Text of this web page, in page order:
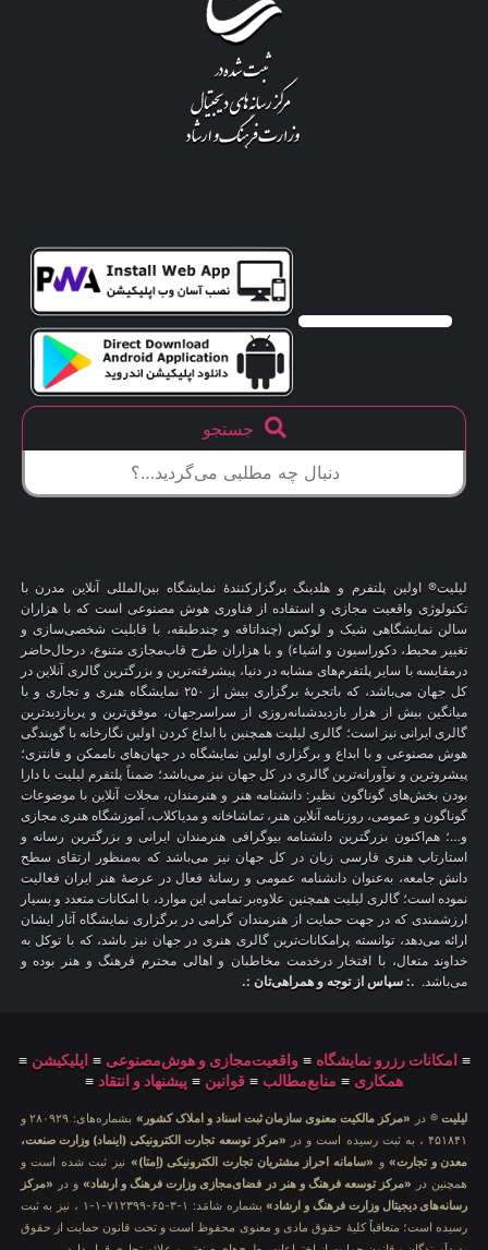
جستجو
لیلیت® اولین پلتفرم و هلدینگ برگزارکنندهٔ نمایشگاه بین‌المللی آنلاین مدرن با
تکنولوژی واقعیت مجازی و استفاده از فناوری هوش مصنوعی است که با هزاران
سالن نمایشگاهی شیک و لوکس (چنداتاقه و چندطبقه، با قابلیت شخصی‌سازی و
تغییر محیط، دکوراسیون و اشیاء) و با هزاران طرح قاب‌مجازی متنوع، درحال‌حاضر
درمقایسه با سایر پلتفرم‌های مشابه در دنیا، پیشرفته‌ترین و بزرگترین گالری آنلاین در
کل جهان می‌باشد، که باتجربهٔ برگزاری بیش از ۲۵۰ نمایشگاه هنری و تجاری و با
میانگین بیش از هزار بازدیدشبانه‌روزی از سراسرجهان، موفق‌ترین و پربازدیدترین
گالری ایرانی نیز است؛ گالری لیلیت همچنین با ابداع کردن اولین نگارخانه با گویندگی
هوش مصنوعی و با ابداع و برگزاری اولین نمایشگاه در جهان‌های ناممکن و فانتزی؛
پیشروترین و نوآورانه‌ترین گالری در کل جهان نیز می‌باشد؛ ضمناً پلتفرم لیلیت با دارا
بودن بخش‌های گوناگون نظیر: دانشنامه هنر و هنرمندان، مجلات آنلاین با موضوعات
گوناگون و عمومی، روزنامه آنلاین هنر، تماشاخانه و مدیاکلاب، آموزشگاه هنری مجازی
و…؛ هم‌اکنون بزرگترین دانشنامه بیوگرافی هنرمندان ایرانی و بزرگترین رسانه و
استارتاپ هنری فارسی زبان در کل جهان نیز می‌باشد که به‌منظور ارتقای سطح
دانش جامعه، به‌عنوان دانشنامه عمومی و رسانهٔ فعال در عرصهٔ هنر ایران فعالیت
نموده است؛ گالری لیلیت همچنین علاوه‌بر تمامی این موارد، با امکانات متعدد و بسیار
ارزشمندی که در جهت حمایت از هنرمندان گرامی در برگزاری نمایشگاه آثار ایشان
ارائه می‌دهد، توانسته پرامکانات‌ترین گالری هنری در جهان نیز باشد، که با توکل به
خداوند متعال، با افتخار درخدمت مخاطبان و اهالی محترم فرهنگ و هنر بوده و
می‌باشد. .: سپاس از توجه و همراهی‌تان :.
≡ امکانات رزرو نمایشگاه ≡واقعیت‌مجازی و هوش‌مصنوعی ≡ اپلیکیشن ≡
همکاری ≡ منابع‌مطالب ≡ قوانین ≡ پیشنهاد و انتقاد ≡
لیلیت® در «مرکز مالکیت معنوی سازمان ثبت اسناد و املاک کشور»
بشماره‌های: ۲۸۰۹۲۹ و
۴۵۱۸۴۱ ، به ثبت رسیده است و در
«مرکز توسعه تجارت الکترونیکی (اینماد) وزارت صنعت،
معدن و تجارت»و «سامانه احراز مشتریان تجارت الکترونیکی (اِمتا)» نیز ثبت شده است و
همچنین در «مرکز توسعه فرهنگ و هنر در فضای‌مجازی وزارت فرهنگ و ارشاد» و در «مرکز
رسانه‌های دیجیتال وزارت فرهنگ و ارشاد»
بشماره شامَد: ۱-۳-۶۵-۷۱۲۳۹۹-۱-۱ ، نیز به ثبت
رسیده است؛ متعاقباً کلیهٔ حقوق مادی و معنوی محفوظ است و تحت قانون حمایت از حقوق